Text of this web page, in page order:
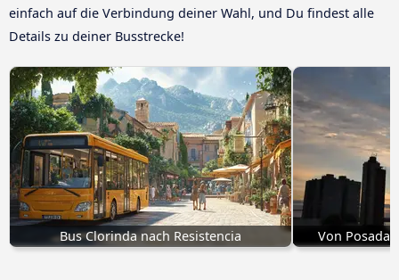
einfach auf die Verbindung deiner Wahl, und Du findest alle
Details zu deiner Busstrecke!
Bus Clorinda nach Resistencia Von